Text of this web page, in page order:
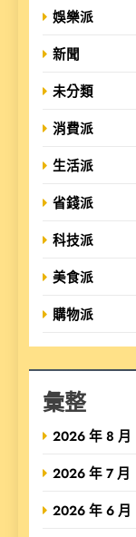
娛樂派
新聞
未分類
消費派
生活派
省錢派
科技派
美食派
購物派
彙整
2026 年 8 月
2026 年 7 月
2026 年 6 月